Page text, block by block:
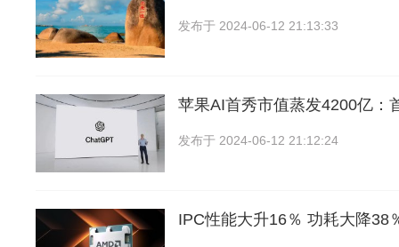
发布于 2024-06-12 21:13:33
苹果AI首秀市值蒸发4200亿：
发布于 2024-06-12 21:12:24
IPC性能大升16％ 功耗大降38